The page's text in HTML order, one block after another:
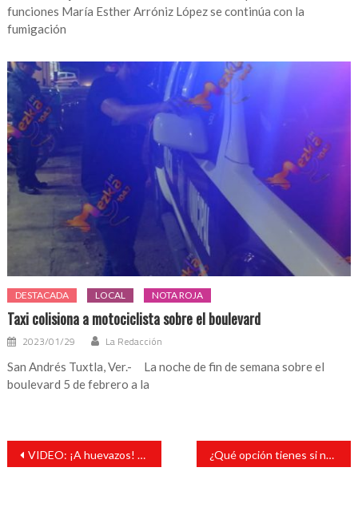
funciones María Esther Arróniz López se continúa con la
fumigación
DESTACADA LOCAL NOTA ROJA
Taxi colisiona a motociclista sobre el boulevard
2023/01/29 La Redacción
San Andrés Tuxtla, Ver.- La noche de fin de semana sobre el
boulevard 5 de febrero a la
Navegación
entradas
VIDEO: ¡A huevazos! Habitantes de Jiquilpan corren a alcalde ¿Qué opción tienes si no pasaste el examen de la UV?